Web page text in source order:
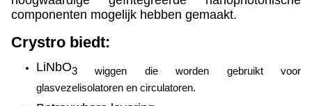
componenten mogelijk hebben gemaakt.
Crystro biedt:
LiNbO3 wiggen die worden gebruikt voor
glasvezelisolatoren en circulatoren.